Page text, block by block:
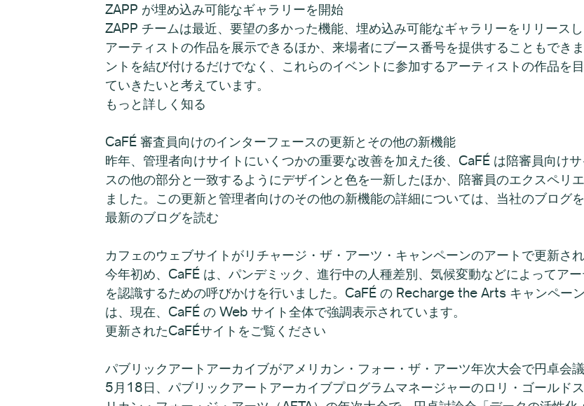
ZAPP が埋め込み可能なギャラリーを開始
ZAPP チームは最近、要望の多かった機能、埋め込み可能なギャラリーをリリース
アーティストの作品を展示できるほか、来場者にブース番号を提供することもでき
ントを結び付けるだけでなく、これらのイベントに参加するアーティストの作品を
ていきたいと考えています。
もっと詳しく知る
CaFÉ 審査員向けのインターフェースの更新とその他の新機能
昨年、管理者向けサイトにいくつかの重要な改善を加えた後、CaFÉ は陪審員向け
スの他の部分と一致するようにデザインと色を一新したほか、陪審員のエクスペリ
ました。この更新と管理者向けのその他の新機能の詳細については、当社のブログ
最新のブログを読む
カフェのウェブサイトがリチャージ・ザ・アーツ・キャンペーンのアートで更新さ
今年初め、CaFÉ は、パンデミック、進行中の人種差別、気候変動などによってア
を認識するための呼びかけを行いました。CaFÉ の Recharge the Arts キャンペー
は、現在、CaFÉ の Web サイト全体で強調表示されています。
更新されたCaFÉサイトをご覧ください
パブリックアートアーカイブがアメリカン・フォー・ザ・アーツ年次大会で円卓会
5月18日、パブリックアートアーカイブプログラムマネージャーのロリ・ゴールド